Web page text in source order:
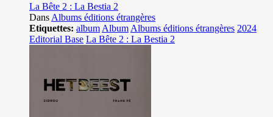
La Bête 2 : La Bestia 2
Dans Albums éditions étrangères
Etiquettes: album Album Albums éditions étrangères 2024
Editorial Base La Bête 2 : La Bestia 2